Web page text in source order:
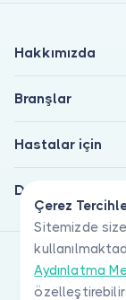
Çerez
Sitemizde
Aydınlatma
Hakkımızda
Branşlar
Hastalar için
Doktorlar için